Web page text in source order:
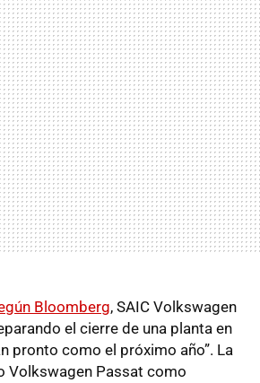
Bloomberg, SAIC Volkswagen
el cierre de una planta en
pronto como el próximo año”. La
Volkswagen Passat como